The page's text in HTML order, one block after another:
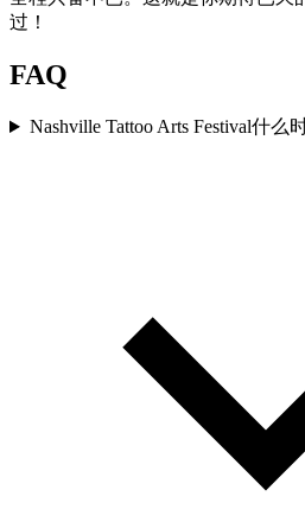
过！
FAQ
Nashville Tattoo Arts Festival什么